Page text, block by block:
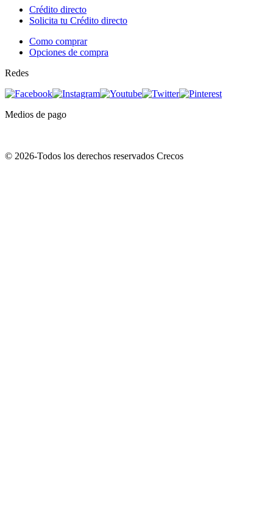
Crédito directo
Solicita tu Crédito directo
Como comprar
Opciones de compra
Redes
Medios de pago
© 2026-Todos los derechos reservados Crecos